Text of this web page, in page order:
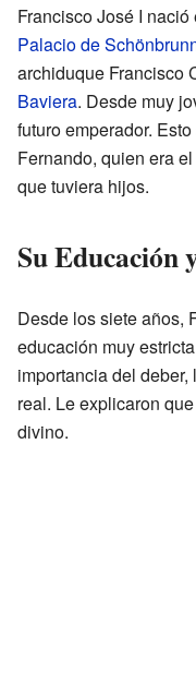
Francisco José I
Palacio de
archiduque Francisco
Baviera. Desde muy
futuro emperador.
Fernando, quien era
que tuviera hijos.
Su Educación
Desde los siete años,
educación muy
importancia del
real. Le explicaron
divino.